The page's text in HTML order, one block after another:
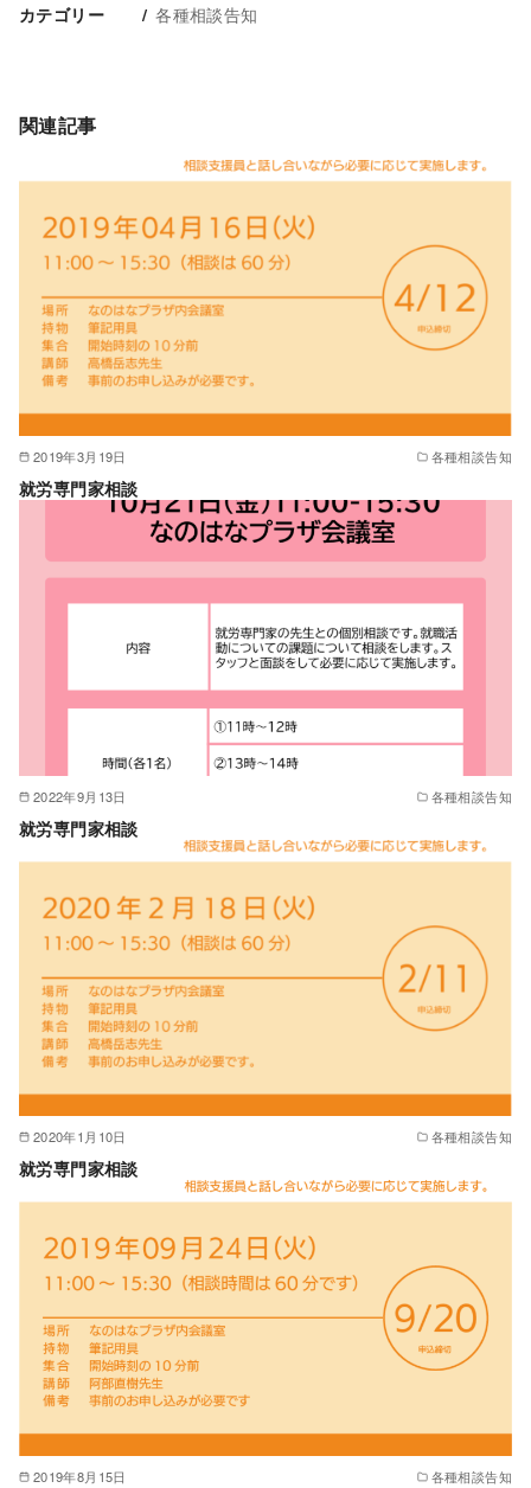
カテゴリー 各種相談告知
関連記事
2019年3月19日 各種相談告知
就労専門家相談
2022年9月13日 各種相談告知
就労専門家相談
2020年1月10日 各種相談告知
就労専門家相談
2019年8月15日 各種相談告知